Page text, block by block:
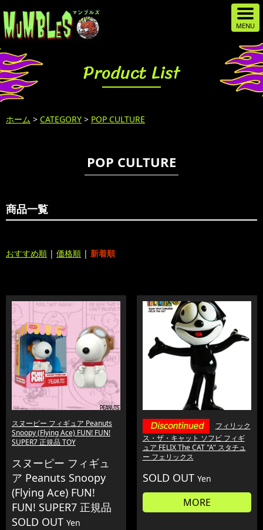
Product List
ホーム > CATEGORY > POP CULTURE
POP CULTURE
商品一覧
おすすめ順 | 価格順 | 新着順
スヌーピー フィギュア Peanuts
Snoopy (Flying Ace) FUN! FUN!
SUPER7 正規品 TOY
スヌーピー フィギュ
ア Peanuts Snoopy
(Flying Ace) FUN!
FUN! SUPER7 正規品
SOLD OUT Yen
フィリック
ス・ザ・キャット ソフビ フィギ
ュア FELIX The CAT "A" スタチュ
ー フェリックス
SOLD OUT Yen
MORE